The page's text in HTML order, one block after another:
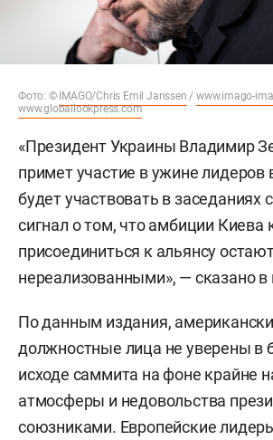
Фото: © IMAGO/Chris Emil Janssen /www.imago-
www.globallookpress.com
«Президент Украины Владимир
примет участие в ужине лидеров
будет участвовать в заседаниях
сигнал о том, что амбиции Киева
присоединиться к альянсу
нереализованными», — сказано в
По данным издания,
должностные лица не уверены в
исходе саммита на фоне крайне
атмосферы и недовольства
союзниками. Европейские